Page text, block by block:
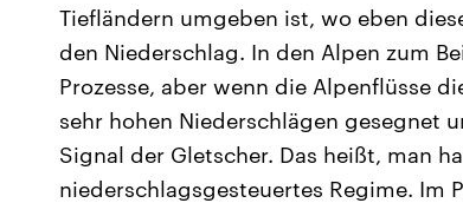
Tiefländern umgeben ist, wo eben
den Niederschlag. In den Alpen zum
Prozesse, aber wenn die Alpenflüsse
sehr hohen Niederschlägen gesegnet
Signal der Gletscher. Das heißt, man
niederschlagsgesteuertes Regime. Im